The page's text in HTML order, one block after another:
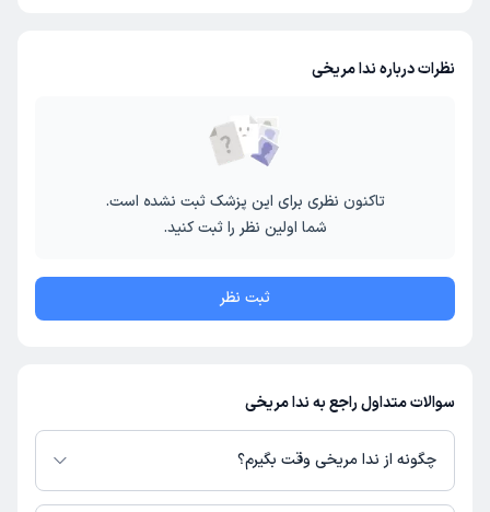
نظرات درباره ندا مریخی
تاکنون نظری برای این پزشک ثبت نشده است.
شما اولین نظر را ثبت کنید.
ثبت نظر
سوالات متداول راجع به ندا مریخی
چگونه از ندا مریخی وقت بگیرم؟
در صورتی کهندا مریخیدارای پروفایل فعال و نوبت‌دهی باز در پلتفرم دکترتو